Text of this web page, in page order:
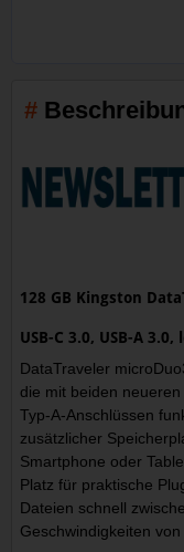
128 GB Kingston
USB-C 3.0, USB-A
DataTraveler
die mit beiden
Typ-A-Anschlüssen
zusätzlicher
Smartphone oder
Platz für praktische
Dateien schnell
Geschwindigkeiten